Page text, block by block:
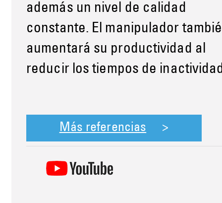
además un nivel de calidad
constante. El manipulador
aumentará su productividad al
reducir los tiempos de
Más referencias